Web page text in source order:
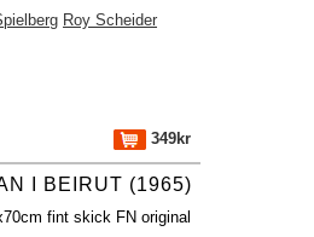
Roy Scheider
349kr
I BEIRUT (1965)
fint skick FN original